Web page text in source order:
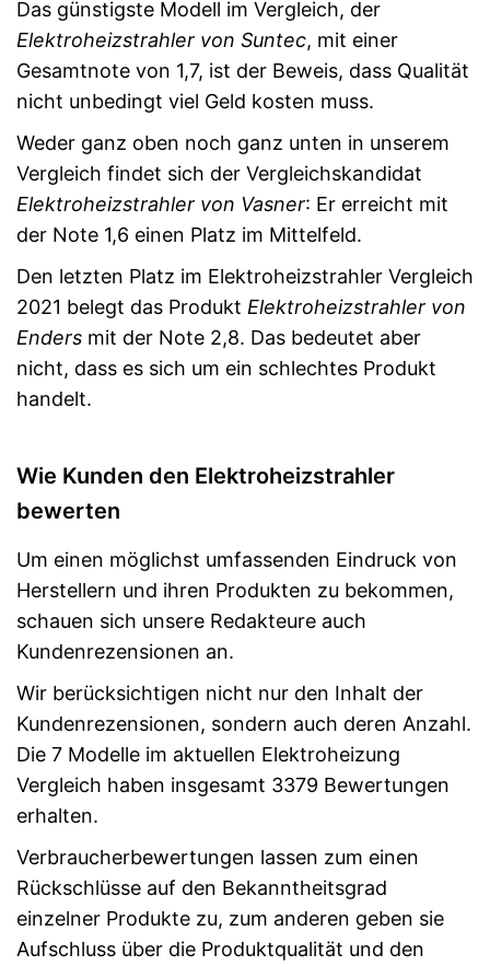
Das günstigste Modell im Vergleich, der
Elektroheizstrahler von Suntec, mit einer
Gesamtnote von 1,7, ist der Beweis, dass Qualität
nicht unbedingt viel Geld kosten muss.
Weder ganz oben noch ganz unten in unserem
Vergleich findet sich der Vergleichskandidat
Elektroheizstrahler von Vasner: Er erreicht mit
der Note 1,6 einen Platz im Mittelfeld.
Den letzten Platz im Elektroheizstrahler Vergleich
2021 belegt das Produkt Elektroheizstrahler von
Enders mit der Note 2,8. Das bedeutet aber
nicht, dass es sich um ein schlechtes Produkt
handelt.
Wie Kunden den Elektroheizstrahler
bewerten
Um einen möglichst umfassenden Eindruck von
Herstellern und ihren Produkten zu bekommen,
schauen sich unsere Redakteure auch
Kundenrezensionen an.
Wir berücksichtigen nicht nur den Inhalt der
Kundenrezensionen, sondern auch deren Anzahl.
Die 7 Modelle im aktuellen Elektroheizung
Vergleich haben insgesamt 3379 Bewertungen
erhalten.
Verbraucherbewertungen lassen zum einen
Rückschlüsse auf den Bekanntheitsgrad
einzelner Produkte zu, zum anderen geben sie
Aufschluss über die Produktqualität und den